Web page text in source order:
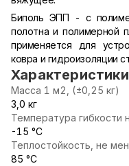
Биполь ЭПП - с
полотна и полимерной
применяется для
ковра и гидроизоляции
Характеристики
Масса 1 м2, (±0,25 кг)
3,0 кг
Температура
-15 °С
Теплостойкость, не
85 °С